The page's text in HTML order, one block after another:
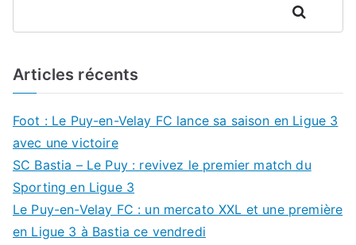
Rechercher
Articles récents
Foot : Le Puy-en-Velay FC lance sa saison en Ligue 3
avec une victoire
SC Bastia – Le Puy : revivez le premier match du
Sporting en Ligue 3
Le Puy-en-Velay FC : un mercato XXL et une première
en Ligue 3 à Bastia ce vendredi